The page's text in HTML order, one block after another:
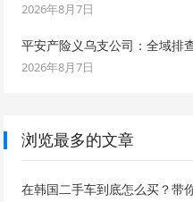
2026年8月7日
平安产险义乌支公司：全域排
2026年8月7日
浏览最多的文章
在韩国二手车到底怎么买？带